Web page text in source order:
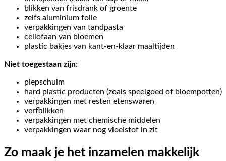
blikken van frisdrank of groente
zelfs aluminium folie
verpakkingen van tandpasta
cellofaan van bloemen
plastic bakjes van kant-en-klaar maaltijden
Niet toegestaan zijn:
piepschuim
hard plastic producten (zoals speelgoed of bloempotten)
verpakkingen met resten etenswaren
verfblikken
verpakkingen met chemische middelen
verpakkingen waar nog vloeistof in zit
Zo maak je het inzamelen makkelijk